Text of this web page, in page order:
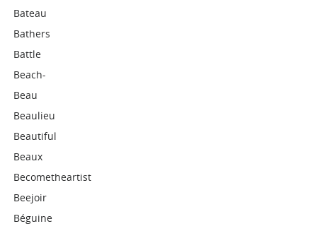
Bateau
Bathers
Battle
Beach-
Beau
Beaulieu
Beautiful
Beaux
Becometheartist
Beejoir
Béguine